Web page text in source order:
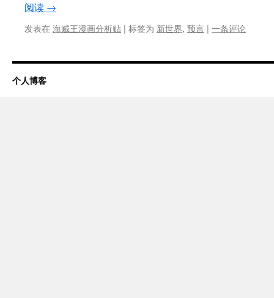
阅读 →
发表在 海贼王漫画分析贴 | 标签为 新世界, 预言 | 一条评论
个人博客